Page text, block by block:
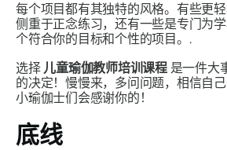
每个项目都有其独特的风格。有些更
侧重于正念练习，还有一些是专门为
个符合你的目标和个性的项目。.
选择 儿童瑜伽教师培训课程是一件大
的决定！慢慢来，多问问题，相信自
小瑜伽士们会感谢你的！
底线